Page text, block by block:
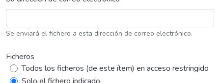
Se enviará el fichero a esta dirección de correo electrónico.
Ficheros
Todos los ficheros (de este ítem) en acceso restringido